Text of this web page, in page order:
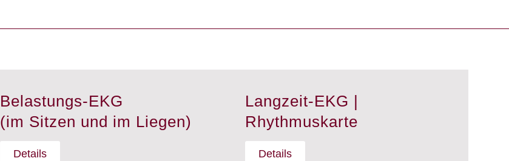
Belastungs-EKG
(im Sitzen und im Liegen)
Details
Langzeit-EKG |
Rhythmuskarte
Details